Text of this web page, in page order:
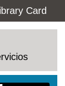
Card